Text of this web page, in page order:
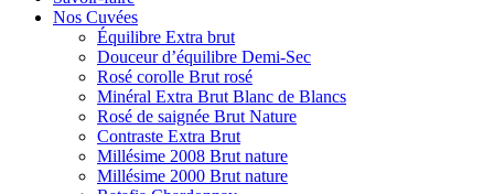
Nos Cuvées
Équilibre Extra brut
Douceur d’équilibre Demi-Sec
Rosé corolle Brut rosé
Minéral Extra Brut Blanc de Blancs
Rosé de saignée Brut Nature
Contraste Extra Brut
Millésime 2008 Brut nature
Millésime 2000 Brut nature